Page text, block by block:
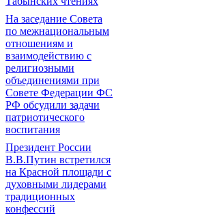
На заседание Совета
по межнациональным
отношениям и
взаимодействию с
религиозными
объединениями при
Совете Федерации ФС
РФ обсудили задачи
патриотического
воспитания
Президент России
В.В.Путин встретился
на Красной площади с
духовными лидерами
традиционных
конфессий